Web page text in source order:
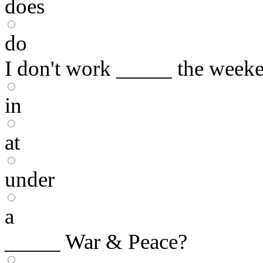
does
do
I don't work _____ the
in
at
under
a
_____ War & Peace?